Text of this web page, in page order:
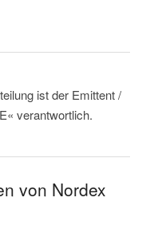
ist der Emittent /
verantwortlich.
von Nordex